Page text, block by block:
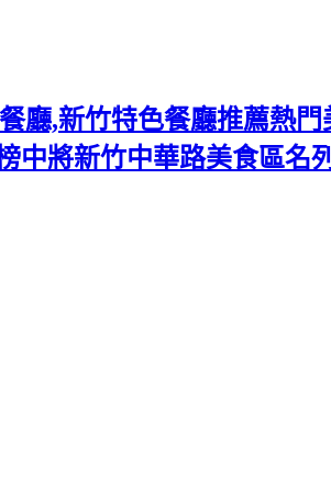
廳,新竹特色餐廳推薦熱
中將新竹中華路美食區名